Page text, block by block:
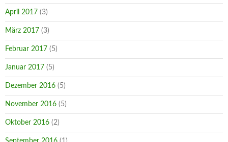
April 2017 (3)
März 2017 (3)
Februar 2017 (5)
Januar 2017 (5)
Dezember 2016 (5)
November 2016 (5)
Oktober 2016 (2)